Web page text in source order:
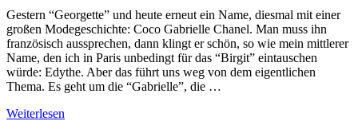
Gestern “Georgette” und heute erneut ein Name, diesmal mit einer
großen Modegeschichte: Coco Gabrielle Chanel. Man muss ihn
französisch aussprechen, dann klingt er schön, so wie mein mittlerer
Name, den ich in Paris unbedingt für das “Birgit” eintauschen
würde: Edythe. Aber das führt uns weg von dem eigentlichen
Thema. Es geht um die “Gabrielle”, die …
Weiterlesen